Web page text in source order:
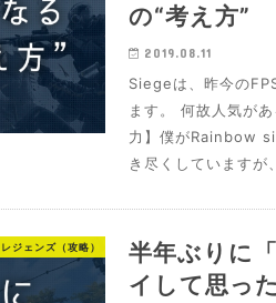
の“考え方”
2019.08.11
Siegeは、昨今の
ます。 何故人気が
力】僕がRainbow
き尽くしていますが
ジェンズ（攻略）
半年ぶりに
イして思っ